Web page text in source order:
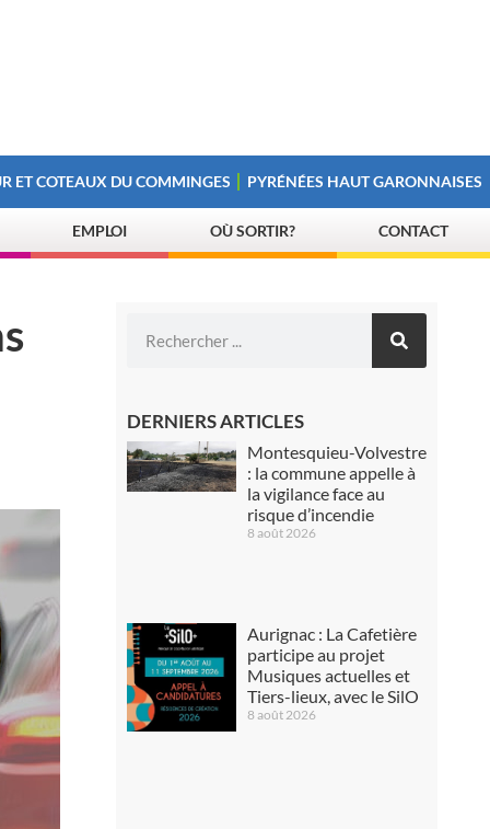
ET COTEAUX DU COMMINGES PYRÉNÉES HAUT GARONNAISES
EMPLOI OÙ SORTIR? CONTACT
DERNIERS ARTICLES
Montesquieu-Volvestre
: la commune appelle à
la vigilance face au
risque d’incendie
8 août 2026
Aurignac : La Cafetière
participe au projet
Musiques actuelles et
Tiers-lieux, avec le SilO
8 août 2026